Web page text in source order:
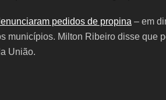
pedidos de propina – em
municípios. Milton Ribeiro disse que
União.